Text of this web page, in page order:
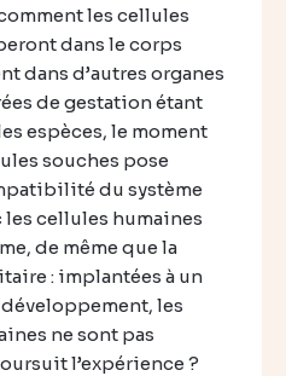
les cellules
dans le corps
dans d’autres organes
de gestation étant
espèces, le moment
souches pose
du système
les cellules humaines
de même que la
: implantées à un
les
ne sont pas
l’expérience ?